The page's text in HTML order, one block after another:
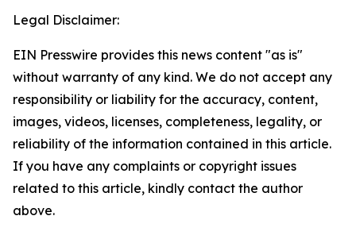
Legal Disclaimer:
EIN Presswire provides this news content "as is"
without warranty of any kind. We do not accept any
responsibility or liability for the accuracy, content,
images, videos, licenses, completeness, legality, or
reliability of the information contained in this article.
If you have any complaints or copyright issues
related to this article, kindly contact the author
above.